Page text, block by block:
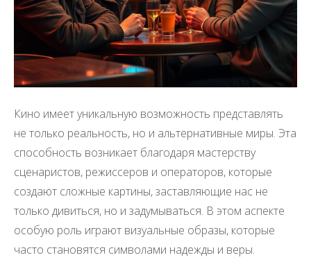
Кино имеет уникальную возможность представлять
не только реальность, но и альтернативные миры. Эта
способность возникает благодаря мастерству
сценаристов, режиссеров и операторов, которые
создают сложные картины, заставляющие нас не
только дивиться, но и задумываться. В этом аспекте
особую роль играют визуальные образы, которые
часто становятся символами надежды и веры.